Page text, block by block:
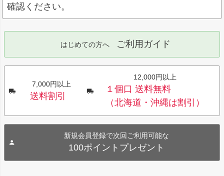
確認ください。
はじめての方へ ご利用ガイド
7,000円以上
送料割引
12,000円以上
１個口 送料無料
（北海道・沖縄は割引）
新規会員登録で次回ご利用可能な
100ポイントプレゼント